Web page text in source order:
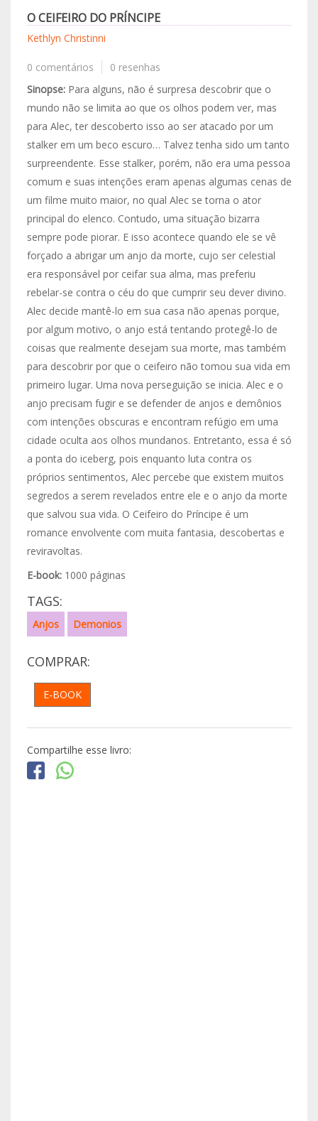
O CEIFEIRO DO PRÍNCIPE
Kethlyn Christinni
0 comentários
0 resenhas
Sinopse:Para alguns, não é surpresa descobrir que o
mundo não se limita ao que os olhos podem ver, mas
para Alec, ter descoberto isso ao ser atacado por um
stalker em um beco escuro… Talvez tenha sido um tanto
surpreendente. Esse stalker, porém, não era uma pessoa
comum e suas intenções eram apenas algumas cenas de
um filme muito maior, no qual Alec se torna o ator
principal do elenco. Contudo, uma situação bizarra
sempre pode piorar. E isso acontece quando ele se vê
forçado a abrigar um anjo da morte, cujo ser celestial
era responsável por ceifar sua alma, mas preferiu
rebelar-se contra o céu do que cumprir seu dever divino.
Alec decide mantê-lo em sua casa não apenas porque,
por algum motivo, o anjo está tentando protegê-lo de
coisas que realmente desejam sua morte, mas também
para descobrir por que o ceifeiro não tomou sua vida em
primeiro lugar. Uma nova perseguição se inicia. Alec e o
anjo precisam fugir e se defender de anjos e demônios
com intenções obscuras e encontram refúgio em uma
cidade oculta aos olhos mundanos. Entretanto, essa é só
a ponta do iceberg, pois enquanto luta contra os
próprios sentimentos, Alec percebe que existem muitos
segredos a serem revelados entre ele e o anjo da morte
que salvou sua vida. O Ceifeiro do Príncipe é um
romance envolvente com muita fantasia, descobertas e
reviravoltas.
E-book:1000 páginas
TAGS:
Anjos Demonios
COMPRAR:
E-BOOK
Compartilhe esse livro: